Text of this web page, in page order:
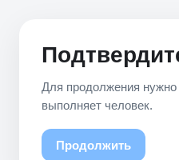
Для продолжения нужно
выполняет человек.
Продолжить